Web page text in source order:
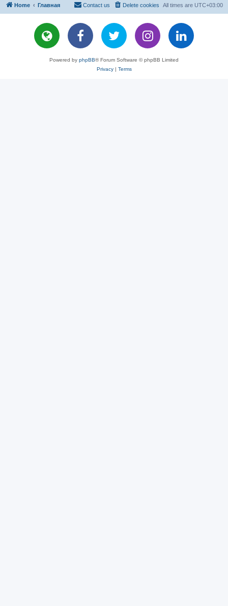
Home Главная All times are UTC+03:00
Delete cookies
Contact us
Powered by phpBB® Forum Software © phpBB Limited
Privacy| Terms